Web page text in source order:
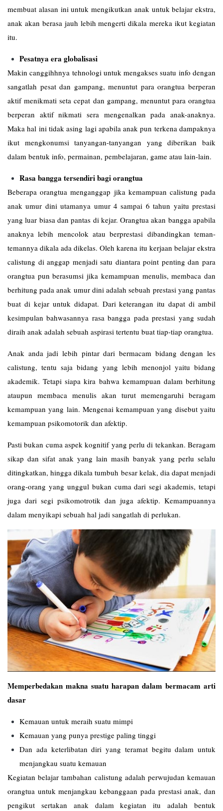
membuat alasan ini untuk mengikutkan anak untuk belajar ekstra,
anak akan berasa jauh lebih mengerti dikala mereka ikut kegiatan
itu.
Pesatnya era globalisasi
Makin canggihhnya tehnologi untuk mengakses suatu info dengan
sangatlah pesat dan gampang, menuntut para orangtua berperan
aktif menikmati seta cepat dan gampang, menuntut para orangtua
berperan aktif nikmati sera mengenalkan pada anak-anaknya.
Maka hal ini tidak asing lagi apabila anak pun terkena dampaknya
ikut mengkonumsi tanyangan-tanyangan yang diberikan baik
dalam bentuk info, permainan, pembelajaran, game atau lain-lain.
Rasa bangga tersendiri bagi orangtua
Beberapa orangtua menganggap jika kemampuan calistung pada
anak umur dini utamanya umur 4 sampai 6 tahun yaitu prestasi
yang luar biasa dan pantas di kejar. Orangtua akan bangga apabila
anaknya lebih mencolok atau berprestasi dibandingkan teman-
temannya dikala ada dikelas. Oleh karena itu kerjaan belajar ekstra
calistung di anggap menjadi satu diantara point penting dan para
orangtua pun berasumsi jika kemampuan menulis, membaca dan
berhitung pada anak umur dini adalah sebuah prestasi yang pantas
buat di kejar untuk didapat. Dari keterangan itu dapat di ambil
kesimpulan bahwasannya rasa bangga pada prestasi yang sudah
diraih anak adalah sebuah aspirasi tertentu buat tiap-tiap orangtua.
Anak anda jadi lebih pintar dari bermacam bidang dengan les
calistung, tentu saja bidang yang lebih menonjol yaitu bidang
akademik. Tetapi siapa kira bahwa kemampuan dalam berhitung
ataupun membaca menulis akan turut memengaruhi beragam
kemampuan yang lain. Mengenai kemampuan yang disebut yaitu
kemampuan psikomotorik dan afektip.
Pasti bukan cuma aspek kognitif yang perlu di tekankan. Beragam
sikap dan sifat anak yang lain masih banyak yang perlu selalu
ditingkatkan, hingga dikala tumbuh besar kelak, dia dapat menjadi
orang-orang yang unggul bukan cuma dari segi akademis, tetapi
juga dari segi psikomotrotik dan juga afektip. Kemampuannya
dalam menyikapi sebuah hal jadi sangatlah di perlukan.
Memperbedakan makna suatu harapan dalam bermacam arti
dasar
Kemauan untuk meraih suatu mimpi
Kemauan yang punya prestige paling tinggi
Dan ada keterlibatan diri yang teramat begitu dalam untuk
menjangkau suatu kemauan
Kegiatan belajar tambahan calistung adalah perwujudan kemauan
orangtua untuk menjangkau kebanggaan pada prestasi anak, dan
pengikut sertakan anak dalam kegiatan itu adalah bentuk